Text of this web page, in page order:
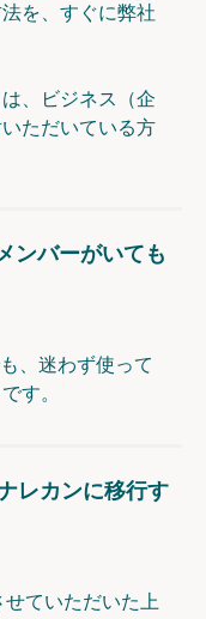
を、すぐに弊社
、ビジネス（企
ただいている方
ンバーがいても
、迷わず使って
す。
レカンに移行す
ていただいた上